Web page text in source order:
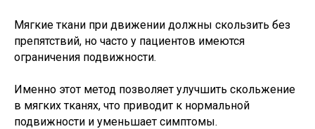
Мягкие ткани при движении должны скользить без
препятствий, но часто у пациентов имеются
ограничения подвижности.
Именно этот метод позволяет улучшить скольжение
в мягких тканях, что приводит к нормальной
подвижности и уменьшает симптомы.